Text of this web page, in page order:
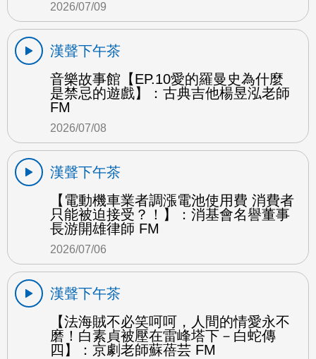
2026/07/09
漢聲下午茶
音樂故事館【EP.10愛的羅曼史為什麼
是禁忌的遊戲】：古典吉他楊昱泓老師
FM
2026/07/08
漢聲下午茶
【電動機車業者調漲電池使用費 消費者
只能被迫接受？！】：消基會名譽董事
長游開雄律師 FM
2026/07/06
漢聲下午茶
【法海賊不必笑呵呵，人間的情愛永不
磨！白素貞被壓在雷峰塔下－白蛇傳
四】：京劇老師蘇蓓芸 FM